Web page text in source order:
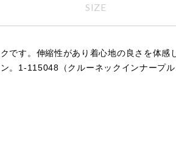
SIZE
です。伸縮性があり着心地の良さを体
。1-115048（クルーネックインナープ